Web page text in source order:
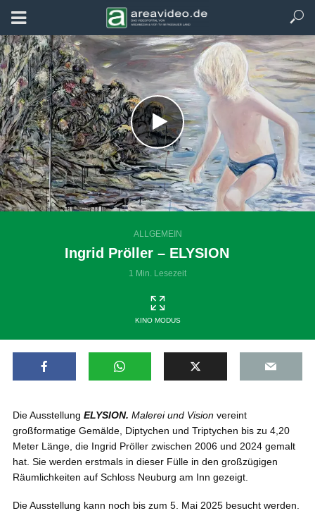
ALLGEMEIN
Ingrid Pröller – ELYSION
1 Min. Lesezeit
KINO MODUS
Die Ausstellung ELYSION. Malerei und Vision vereint
großformatige Gemälde, Diptychen und Triptychen bis zu 4,20
Meter Länge, die Ingrid Pröller zwischen 2006 und 2024 gemalt
hat. Sie werden erstmals in dieser Fülle in den großzügigen
Räumlichkeiten auf Schloss Neuburg am Inn gezeigt.
Die Ausstellung kann noch bis zum 5. Mai 2025 besucht werden.